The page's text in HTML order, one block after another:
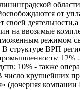
от
своей
на ввозимые
режимом
структуре ВРП
12% -
10% - также
число крупнейших
(дочерняя